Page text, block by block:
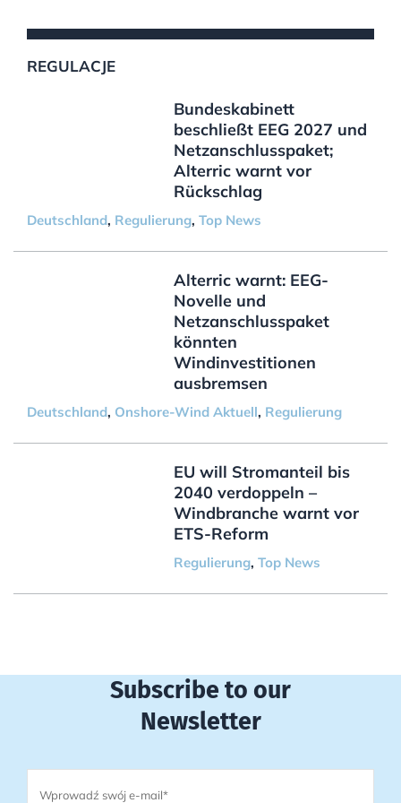
REGULACJE
Bundeskabinett
beschließt EEG 2027 und
Netzanschlusspaket;
Alterric warnt vor
Rückschlag
Deutschland, Regulierung, Top News
Alterric warnt: EEG-
Novelle und
Netzanschlusspaket
könnten
Windinvestitionen
ausbremsen
Deutschland, Onshore-Wind Aktuell, Regulierung
EU will Stromanteil bis
2040 verdoppeln –
Windbranche warnt vor
ETS-Reform
Regulierung, Top News
Subscribe to our
Newsletter